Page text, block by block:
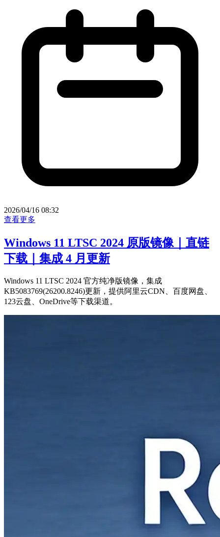
2026/04/16 08:32
查看更多
Windows 11 LTSC 2024 原版镜像｜直链
下载｜集成 4 月更新
Windows 11 LTSC 2024 官方纯净版镜像，集成
KB5083769(26200.8246)更新，提供阿里云CDN、百度网盘、
123云盘、OneDrive等下载渠道。